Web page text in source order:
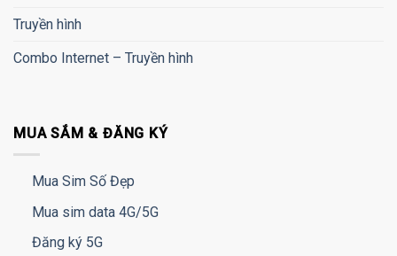
Truyền hình
Combo Internet – Truyền hình
MUA SẮM & ĐĂNG KÝ
Mua Sim Số Đẹp
Mua sim data 4G/5G
Đăng ký 5G